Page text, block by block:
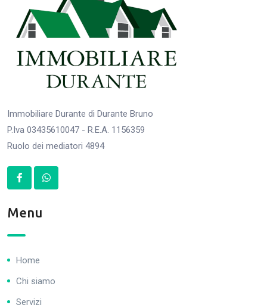
Immobiliare Durante di Durante Bruno
P.Iva 03435610047 - R.E.A. 1156359
Ruolo dei mediatori 4894
Menu
Home
Chi siamo
Servizi